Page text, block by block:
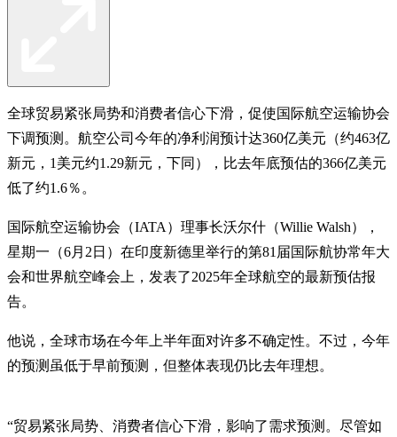
全球贸易紧张局势和消费者信心下滑，促使国际航空运输协会
下调预测。航空公司今年的净利润预计达360亿美元（约463亿
新元，1美元约1.29新元，下同），比去年底预估的366亿美元
低了约1.6％。
国际航空运输协会（IATA）理事长沃尔什（Willie Walsh），
星期一（6月2日）在印度新德里举行的第81届国际航协常年大
会和世界航空峰会上，发表了2025年全球航空的最新预估报
告。
他说，全球市场在今年上半年面对许多不确定性。不过，今年
的预测虽低于早前预测，但整体表现仍比去年理想。
“贸易紧张局势、消费者信心下滑，影响了需求预测。尽管如